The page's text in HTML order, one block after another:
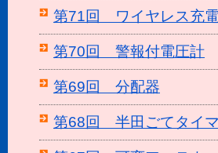
第71回 ワイヤレス充
第70回 警報付電圧計
第69回 分配器
第68回 半田ごてタイ